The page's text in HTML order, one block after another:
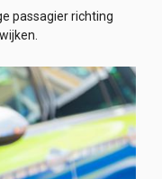
passagier richting